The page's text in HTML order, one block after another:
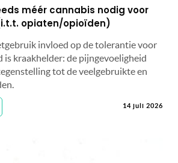
méér cannabis nodig voor
opiaten/opioïden)
invloed op de tolerantie voor
is kraakhelder: de pijngevoeligheid
tot de veelgebruikte en
14 juli 2026